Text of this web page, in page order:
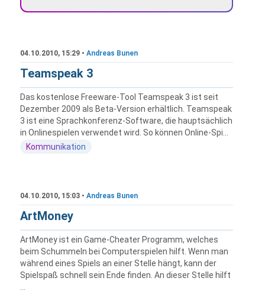
04.10.2010, 15:29 • Andreas Bunen
Teamspeak 3
Das kostenlose Freeware-Tool Teamspeak 3 ist seit
Dezember 2009 als Beta-Version erhältlich. Teamspeak
3 ist eine Sprachkonferenz-Software, die hauptsächlich
in Onlinespielen verwendet wird. So können Online-Spi...
Kommunikation
04.10.2010, 15:03 • Andreas Bunen
ArtMoney
ArtMoney ist ein Game-Cheater Programm, welches
beim Schummeln bei Computerspielen hilft. Wenn man
während eines Spiels an einer Stelle hängt, kann der
Spielspaß schnell sein Ende finden. An dieser Stelle hilft